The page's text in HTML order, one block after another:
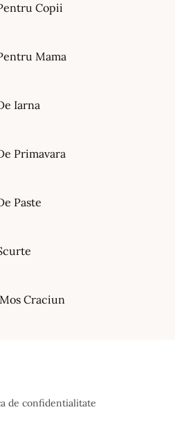
Copii
Mama
Iarna
Primavara
Paste
Craciun
de confidentialitate